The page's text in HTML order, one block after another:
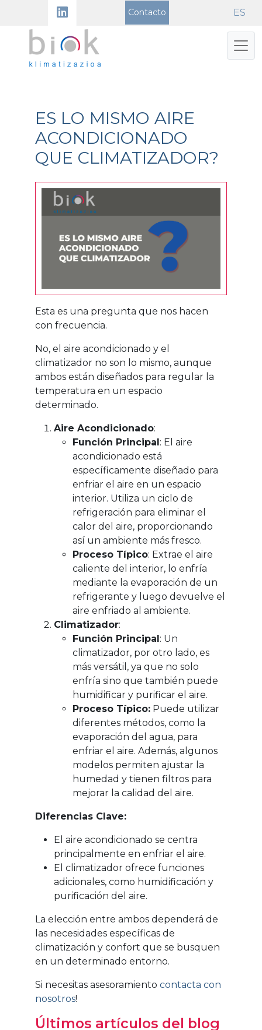
content
Contacto ES
ES LO MISMO AIRE
ACONDICIONADO
QUE CLIMATIZADOR?
Esta es una pregunta que nos hacen
con frecuencia.
No, el aire acondicionado y el
climatizador no son lo mismo, aunque
ambos están diseñados para regular la
temperatura en un espacio
determinado.
Aire Acondicionado:
Función Principal: El aire
acondicionado está
específicamente diseñado para
enfriar el aire en un espacio
interior. Utiliza un ciclo de
refrigeración para eliminar el
calor del aire, proporcionando
así un ambiente más fresco.
Proceso Típico: Extrae el aire
caliente del interior, lo enfría
mediante la evaporación de un
refrigerante y luego devuelve el
aire enfriado al ambiente.
Climatizador:
Función Principal: Un
climatizador, por otro lado, es
más versátil, ya que no solo
enfría sino que también puede
humidificar y purificar el aire.
Proceso Típico: Puede utilizar
diferentes métodos, como la
evaporación del agua, para
enfriar el aire. Además, algunos
modelos permiten ajustar la
humedad y tienen filtros para
mejorar la calidad del aire.
Diferencias Clave:
El aire acondicionado se centra
principalmente en enfriar el aire.
El climatizador ofrece funciones
adicionales, como humidificación y
purificación del aire.
La elección entre ambos dependerá de
las necesidades específicas de
climatización y confort que se busquen
en un determinado entorno.
Si necesitas asesoramiento contacta con
nosotros!
Últimos artículos del blog